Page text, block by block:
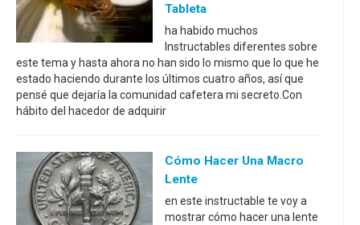
Tableta
ha habido muchos
Instructables diferentes sobre
este tema y hasta ahora no han sido lo mismo que lo que he
estado haciendo durante los últimos cuatro años, así que
pensé que dejaría la comunidad cafetera mi secreto.Con
hábito del hacedor de adquirir
Cómo Hacer Una Macro
Lente
en este instructable te voy a
mostrar cómo hacer una lente